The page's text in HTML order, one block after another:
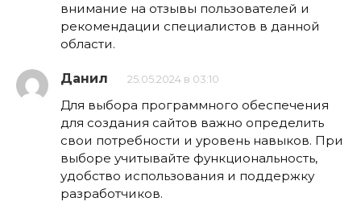
внимание на отзывы пользователей и
рекомендации специалистов в данной
области.
Данил 25.05.2024 в 03:10
Для выбора программного обеспечения
для создания сайтов важно определить
свои потребности и уровень навыков. При
выборе учитывайте функциональность,
удобство использования и поддержку
разработчиков.